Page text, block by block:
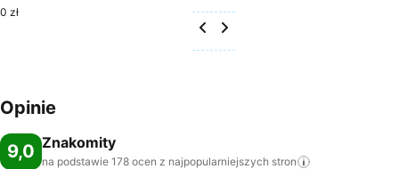
0 zł
Opinie
9,0 Znakomity
na podstawie 178 ocen z najpopularniejszych stron